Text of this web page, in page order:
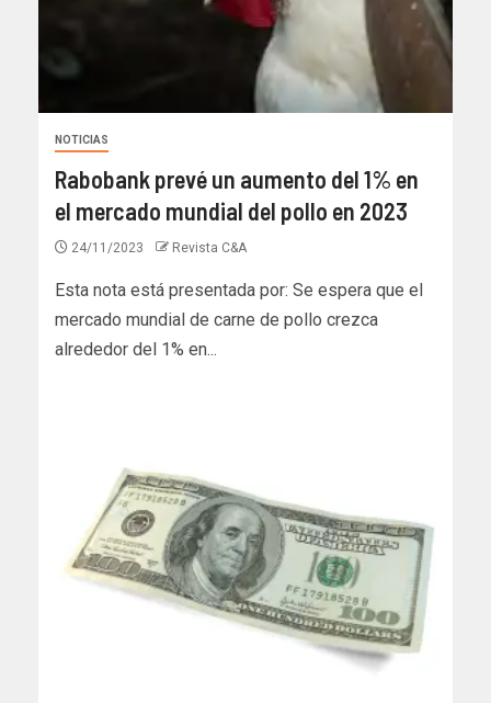
NOTICIAS
Rabobank prevé un aumento del 1% en
el mercado mundial del pollo en 2023
24/11/2023 Revista C&A
Esta nota está presentada por: Se espera que el
mercado mundial de carne de pollo crezca
alrededor del 1% en...